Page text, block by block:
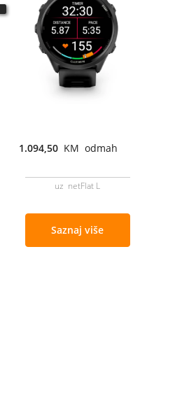
1.094,50 KM odmah
uz netFlat L
Saznaj više